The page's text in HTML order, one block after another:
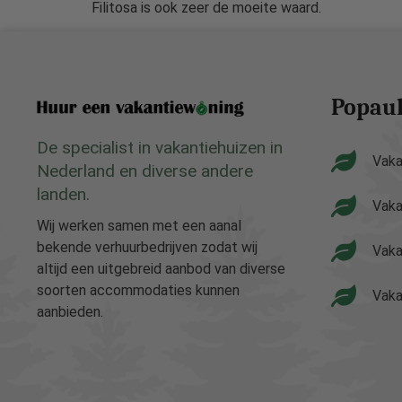
Filitosa is ook zeer de moeite waard.
De specialist in vakantiehuizen in
Nederland en diverse andere
landen.
Wij werken samen met een aanal
bekende verhuurbedrijven zodat wij
altijd een uitgebreid aanbod van diverse
soorten accommodaties kunnen
aanbieden.